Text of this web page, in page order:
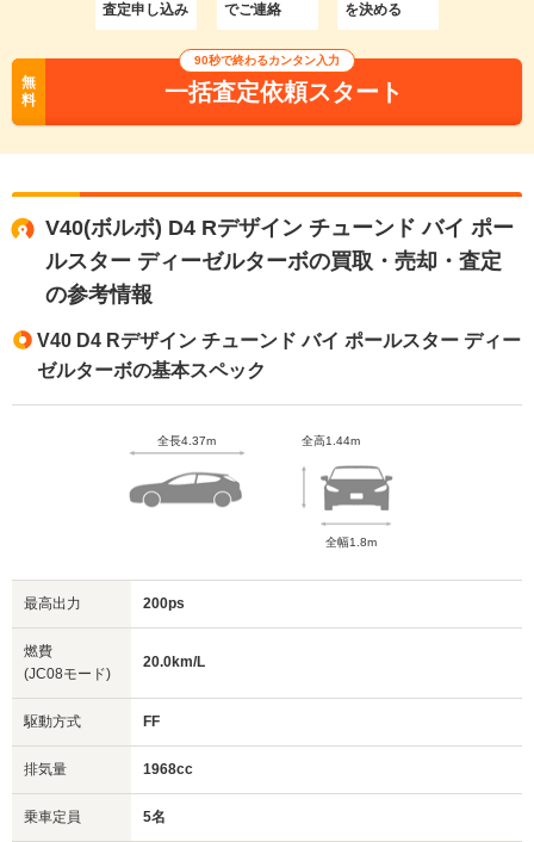
査定申し込み
でご連絡
を決める
無
料
90秒で終わるカンタン入力
一括査定依頼スタート
V40(ボルボ) D4 Rデザイン チューンド バイ ポー
ルスター ディーゼルターボの買取・売却・査定
の参考情報
V40 D4 Rデザイン チューンド バイ ポールスター ディー
ゼルターボの基本スペック
全長4.37m 全高1.44m
全幅1.8m
最高出力 200ps
燃費
(JC08モード)
20.0km/L
駆動方式 FF
排気量 1968cc
乗車定員 5名